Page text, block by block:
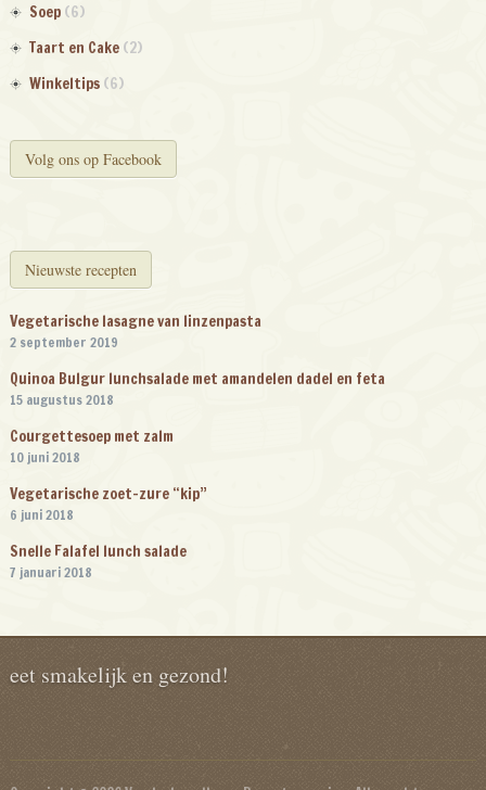
Soep(6)
Taart en Cake(2)
Winkeltips(6)
Volg ons op Facebook
Nieuwste recepten
Vegetarische lasagne van linzenpasta
2 september 2019
Quinoa Bulgur lunchsalade met amandelen dadel en feta
15 augustus 2018
Courgettesoep met zalm
10 juni 2018
Vegetarische zoet-zure “kip”
6 juni 2018
Snelle Falafel lunch salade
7 januari 2018
eet smakelijk en gezond!